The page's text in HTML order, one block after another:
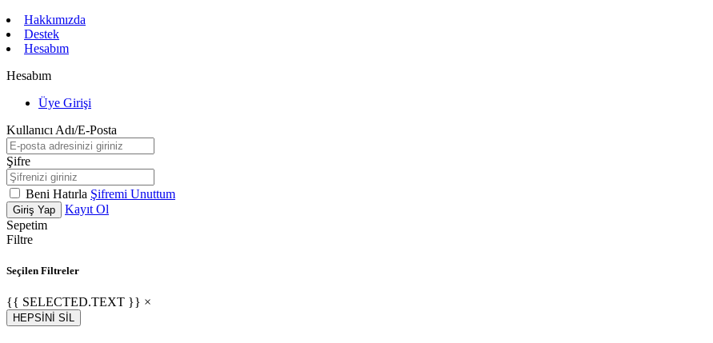
Hakkımızda
Destek
Hesabım
Hesabım
Üye Girişi
Kullanıcı Adı/E-Posta
Şifre
Beni Hatırla Şifremi Unuttum
Giriş Yap
Kayıt Ol
Sepetim
Filtre
Seçilen Filtreler
{{ SELECTED.TEXT }} ×
HEPSİNİ SİL